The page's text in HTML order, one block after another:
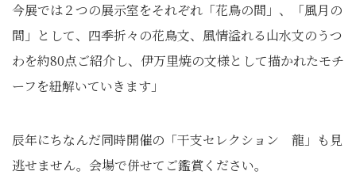
今展では２つの展示室をそれぞれ「花鳥の間」、「風月の
間」として、四季折々の花鳥文、風情溢れる山水文のうつ
わを約80点ご紹介し、伊万里焼の文様として描かれたモチ
ーフを紐解いていきます」
辰年にちなんだ同時開催の「干支セレクション 龍」も見
逃せません。会場で併せてご鑑賞ください。